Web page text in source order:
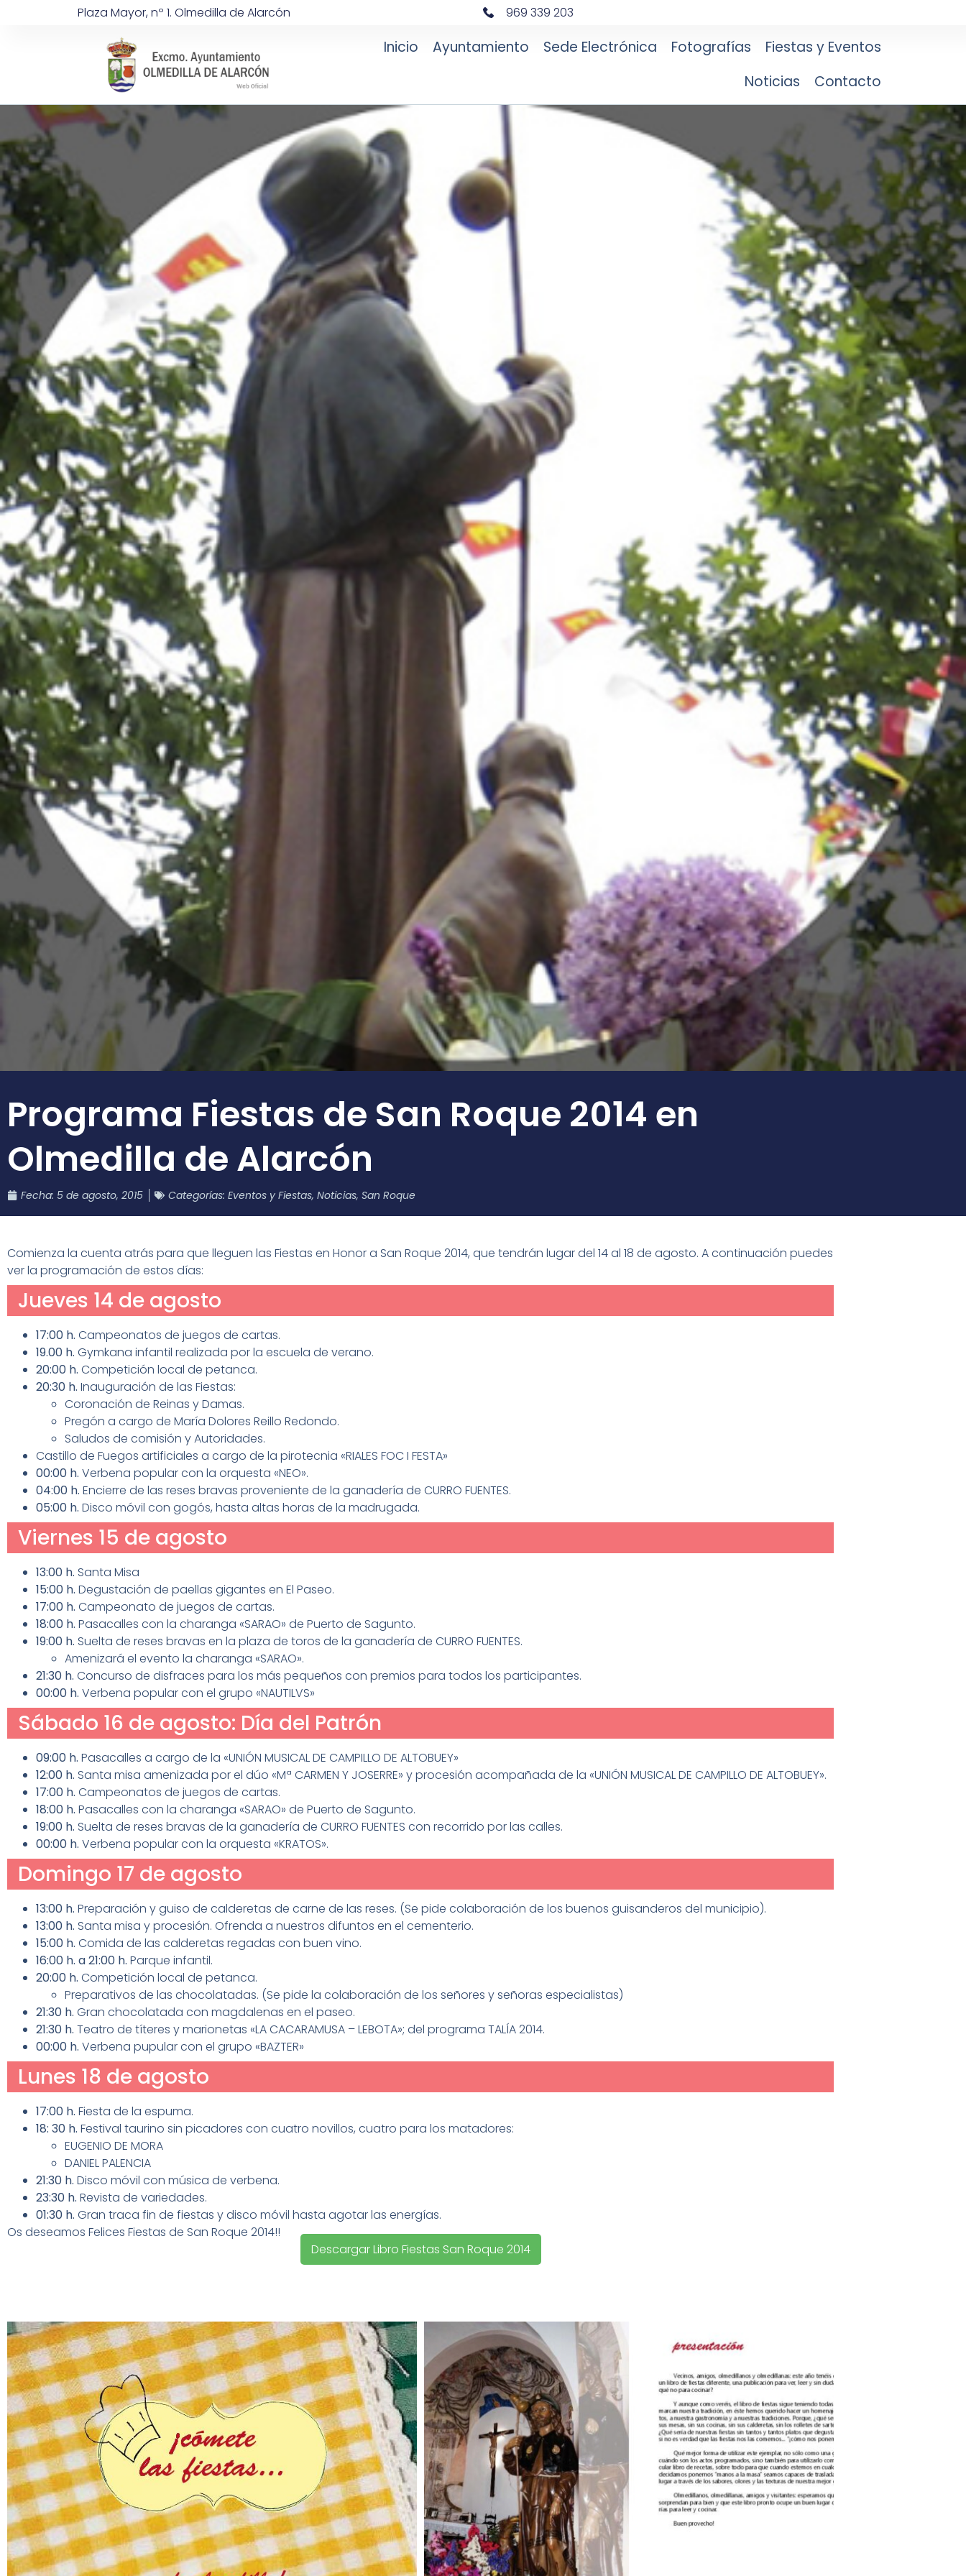
Plaza Mayor, nº 1. Olmedilla de Alarcón 969 339 203
Inicio Ayuntamiento Sede Electrónica Fotografías
Fiestas y Eventos
Noticias
Contacto
Programa Fiestas de San Roque 2014 en
Olmedilla de Alarcón
Fecha: 5 de agosto, 2015 Categorías: Eventos y Fiestas, Noticias, San Roque
Comienza la cuenta atrás para que lleguen las Fiestas en Honor a San Roque 2014, que tendrán lugar del 14 al 18 de agosto. A continuación puedes
ver la programación de estos días:
Jueves 14 de agosto
17:00 h. Campeonatos de juegos de cartas.
19.00 h. Gymkana infantil realizada por la escuela de verano.
20:00 h. Competición local de petanca.
20:30 h. Inauguración de las Fiestas:
Coronación de Reinas y Damas.
Pregón a cargo de María Dolores Reillo Redondo.
Saludos de comisión y Autoridades.
Castillo de Fuegos artificiales a cargo de la pirotecnia «RIALES FOC I FESTA»
00:00 h. Verbena popular con la orquesta «NEO».
04:00 h. Encierre de las reses bravas proveniente de la ganadería de CURRO FUENTES.
05:00 h. Disco móvil con gogós, hasta altas horas de la madrugada.
Viernes 15 de agosto
13:00 h. Santa Misa
15:00 h. Degustación de paellas gigantes en El Paseo.
17:00 h. Campeonato de juegos de cartas.
18:00 h. Pasacalles con la charanga «SARAO» de Puerto de Sagunto.
19:00 h. Suelta de reses bravas en la plaza de toros de la ganadería de CURRO FUENTES.
Amenizará el evento la charanga «SARAO».
21:30 h. Concurso de disfraces para los más pequeños con premios para todos los participantes.
00:00 h. Verbena popular con el grupo «NAUTILVS»
Sábado 16 de agosto: Día del Patrón
09:00 h. Pasacalles a cargo de la «UNIÓN MUSICAL DE CAMPILLO DE ALTOBUEY»
12:00 h. Santa misa amenizada por el dúo «Mª CARMEN Y JOSERRE» y procesión acompañada de la «UNIÓN MUSICAL DE CAMPILLO DE ALTOBUEY».
17:00 h. Campeonatos de juegos de cartas.
18:00 h. Pasacalles con la charanga «SARAO» de Puerto de Sagunto.
19:00 h. Suelta de reses bravas de la ganadería de CURRO FUENTES con recorrido por las calles.
00:00 h. Verbena popular con la orquesta «KRATOS».
Domingo 17 de agosto
13:00 h. Preparación y guiso de calderetas de carne de las reses. (Se pide colaboración de los buenos guisanderos del municipio).
13:00 h. Santa misa y procesión. Ofrenda a nuestros difuntos en el cementerio.
15:00 h. Comida de las calderetas regadas con buen vino.
16:00 h. a 21:00 h. Parque infantil.
20:00 h. Competición local de petanca.
Preparativos de las chocolatadas. (Se pide la colaboración de los señores y señoras especialistas)
21:30 h. Gran chocolatada con magdalenas en el paseo.
21:30 h. Teatro de títeres y marionetas «LA CACARAMUSA – LEBOTA»; del programa TALÍA 2014.
00:00 h. Verbena pupular con el grupo «BAZTER»
Lunes 18 de agosto
17:00 h. Fiesta de la espuma.
18: 30 h. Festival taurino sin picadores con cuatro novillos, cuatro para los matadores:
EUGENIO DE MORA
DANIEL PALENCIA
21:30 h. Disco móvil con música de verbena.
23:30 h. Revista de variedades.
01:30 h. Gran traca fin de fiestas y disco móvil hasta agotar las energías.
Os deseamos Felices Fiestas de San Roque 2014!!
Descargar Libro Fiestas San Roque 2014